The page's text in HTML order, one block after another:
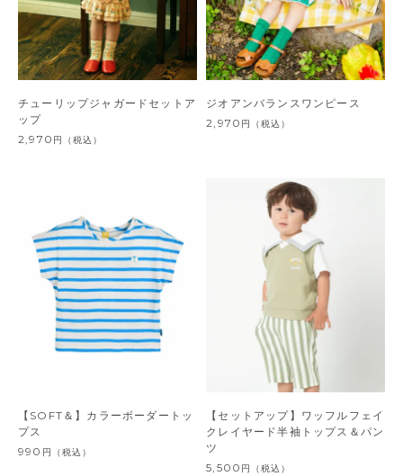
チューリップジャガードセットア
ップ
2,970 円 （税込）
ジオアンバランスワンピース
2,970 円 （税込）
【SOFT＆】カラーボーダートッ
プス
990 円 （税込）
【セットアップ】ワッフルフェイ
クレイヤード半袖トップス＆パン
ツ
5,500 円 （税込）